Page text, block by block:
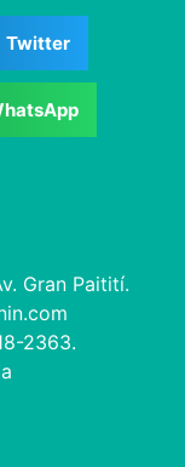
Twitter
Gran Paitití.
2363.